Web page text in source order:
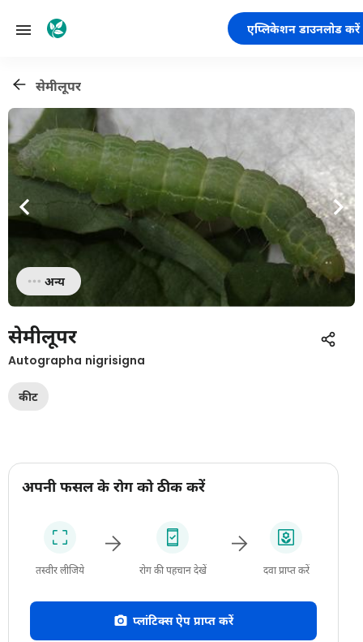
एप्लिकेशन डाउनलोड करें
सेमीलूपर
अन्य
सेमीलूपर
Autographa nigrisigna
कीट
अपनी फसल के रोग को ठीक करें
तस्वीर लीजिये रोग की पहचान देखें दवा प्राप्त करें
प्लांटिक्स ऐप प्राप्त करें